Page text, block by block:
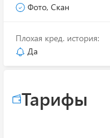
Фото, Скан
Плохая кред. история:
Да
Тарифы